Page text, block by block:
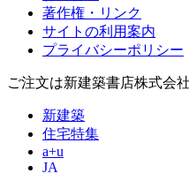
著作権・リンク
サイトの利用案内
プライバシーポリシー
ご注文は新建築書店株式会
新建築
住宅特集
a+u
JA